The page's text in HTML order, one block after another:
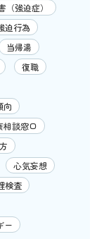
（強迫症）
迫行為
当帰湯
復職
向
相談窓口
心気妄想
検査
ー